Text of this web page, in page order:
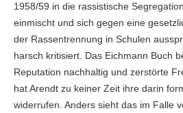
1958/59 in die rassistische
einmischt und sich gegen eine
der Rassentrennung in Schulen
harsch kritisiert. Das Eichmann Buch
Reputation nachhaltig und zerstörte
hat Arendt zu keiner Zeit ihre darin
widerrufen. Anders sieht das im Falle